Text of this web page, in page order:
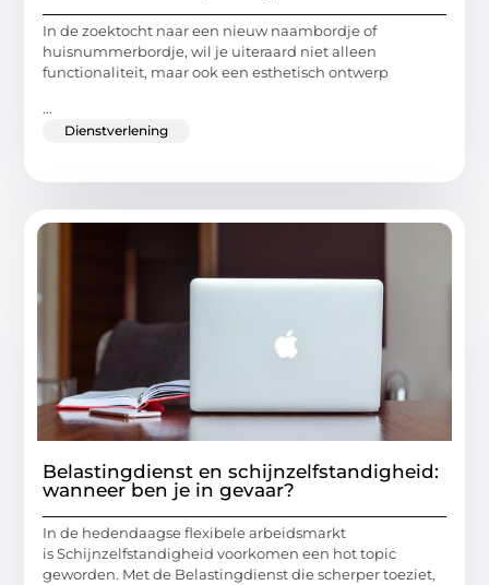
In de zoektocht naar een nieuw naambordje of
huisnummerbordje, wil je uiteraard niet alleen
functionaliteit, maar ook een esthetisch ontwerp
...
Dienstverlening
Belastingdienst en schijnzelfstandigheid:
wanneer ben je in gevaar?
In de hedendaagse flexibele arbeidsmarkt
is Schijnzelfstandigheid voorkomen een hot topic
geworden. Met de Belastingdienst die scherper toeziet,